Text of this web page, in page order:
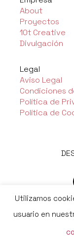
About
Proyectos
10t Creative
Divulgación
Legal
Aviso Legal
Condiciones
Política de
Política de
Utilizamos
usuario en